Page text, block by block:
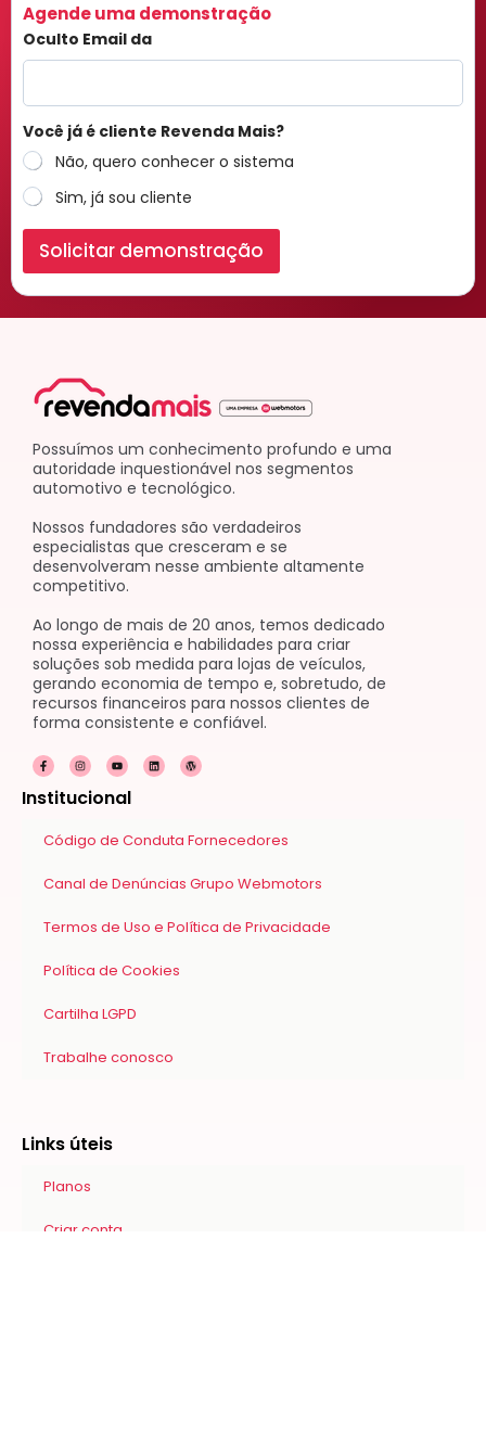
Agende uma demonstração
Oculto Email da
Você já é cliente Revenda Mais?
Não, quero conhecer o sistema
Sim, já sou cliente
Solicitar demonstração
Possuímos um conhecimento profundo e uma
autoridade inquestionável nos segmentos
automotivo e tecnológico.
Nossos fundadores são verdadeiros
especialistas que cresceram e se
desenvolveram nesse ambiente altamente
competitivo.
Ao longo de mais de 20 anos, temos dedicado
nossa experiência e habilidades para criar
soluções sob medida para lojas de veículos,
gerando economia de tempo e, sobretudo, de
recursos financeiros para nossos clientes de
forma consistente e confiável.
F
a
c
b
k
-
I
n
s
a
m
Y
o
u
u
L
i
n
n
W
o
r
s
s
Institucional
Código de Conduta Fornecedores
Canal de Denúncias Grupo Webmotors
Termos de Uso e Política de Privacidade
Política de Cookies
Cartilha LGPD
Trabalhe conosco
Links úteis
Planos
Criar conta